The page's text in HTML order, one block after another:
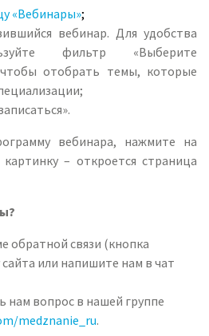
«Вебинары»;
вебинар. Для удобства
фильтр «Выберите
чтобы отобрать темы, которые
вебинара, нажмите на
– откроется страница
обратной связи (кнопка
или напишите нам в чат
нам вопрос в нашей группе
medznanie_ru.